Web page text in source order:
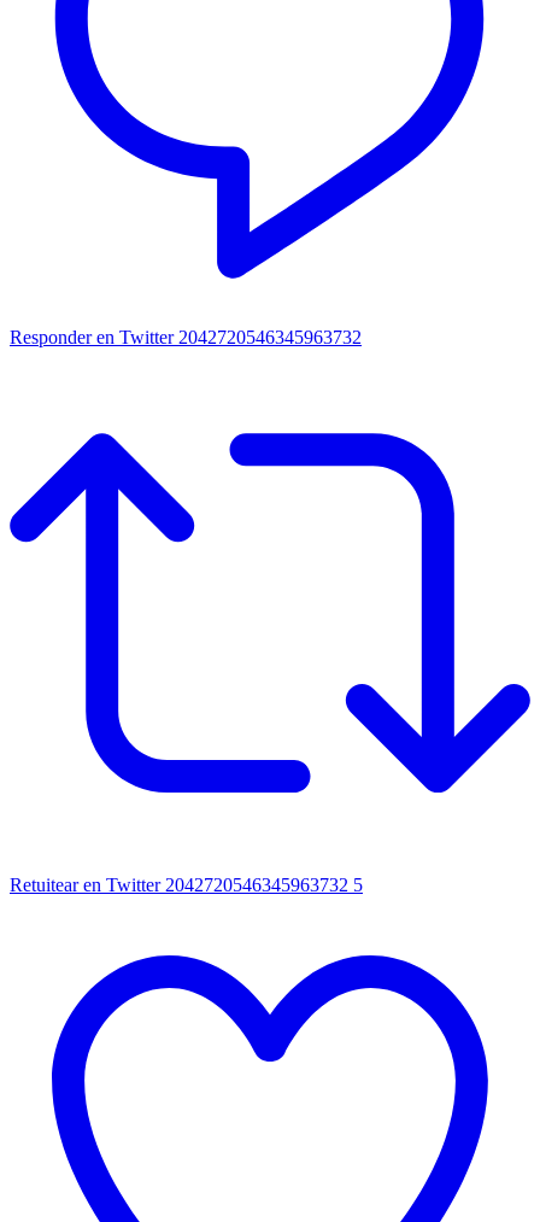
Responder en Twitter 2042720546345963732
Retuitear en Twitter 2042720546345963732 5